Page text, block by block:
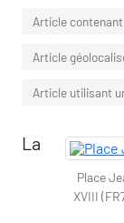
Article
Article
Article utilisant
Place
XVIII
La